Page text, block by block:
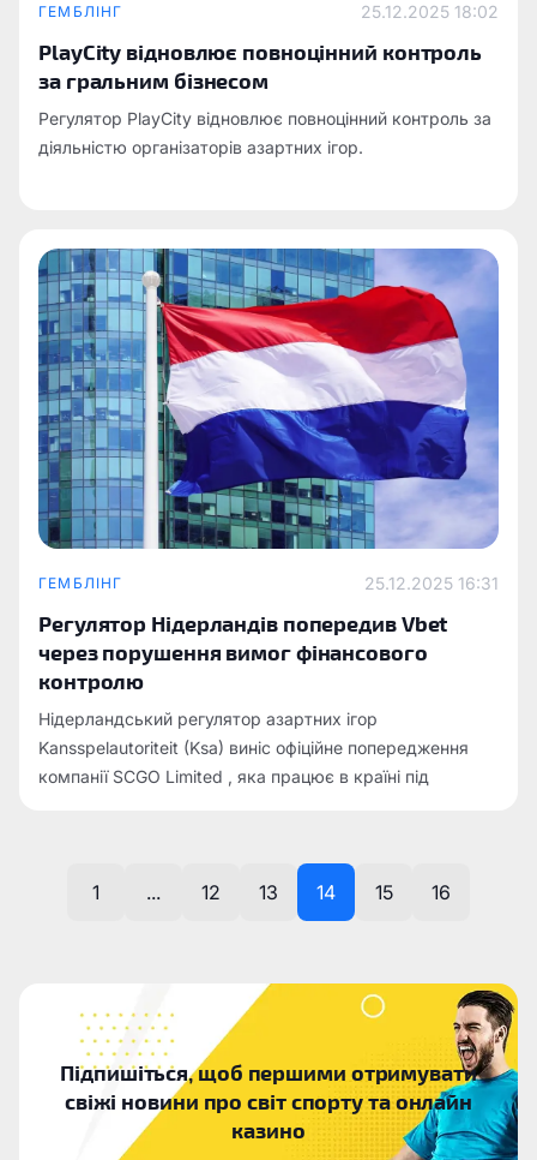
ГЕМБЛІНГ 25.12.2025 18:02
PlayCity відновлює повноцінний контроль
за гральним бізнесом
Регулятор PlayCity відновлює повноцінний контроль за
діяльністю організаторів азартних ігор.
ГЕМБЛІНГ 25.12.2025 16:31
Регулятор Нідерландів попередив Vbet
через порушення вимог фінансового
контролю
Нідерландський регулятор азартних ігор
Kansspelautoriteit (Ksa) виніс офіційне попередження
компанії SCGO Limited , яка працює в країні під
1 ... 12 13 14 15 16
Підпишіться, щоб першими отримувати
свіжі новини про світ спорту та онлайн
казино